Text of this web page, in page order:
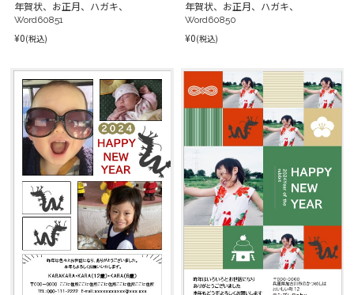
年賀状、お正月、ハガキ、
Word60851
¥0(税込)
年賀状、お正月、ハガキ、
Word60850
¥0(税込)